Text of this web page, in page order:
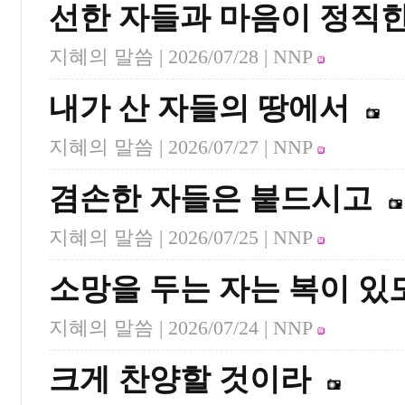
선한 자들과 마음이 정직
지혜의 말씀 | 2026/07/28 | NNP
내가 산 자들의 땅에서
지혜의 말씀 | 2026/07/27 | NNP
겸손한 자들은 붙드시고
지혜의 말씀 | 2026/07/25 | NNP
소망을 두는 자는 복이 있
지혜의 말씀 | 2026/07/24 | NNP
크게 찬양할 것이라